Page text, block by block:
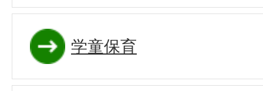
学童保育